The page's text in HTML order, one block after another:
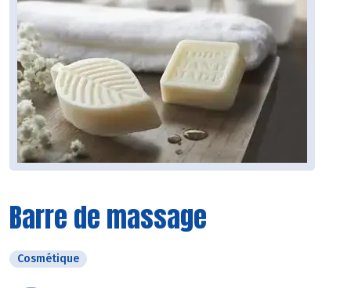
Barre de massage
Cosmétique